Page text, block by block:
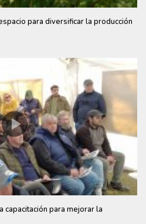
para diversificar la producción
capacitación para mejorar la